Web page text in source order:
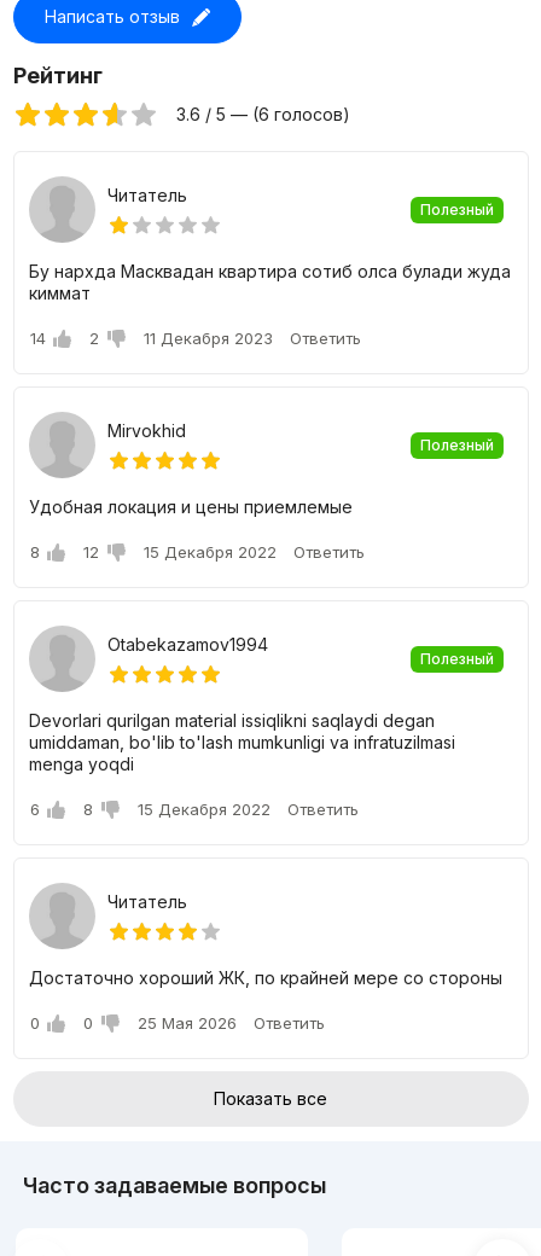
Цены на квартиры в жилом комплексе O'z
Makon
Для покупки доступны 1, 2 и 3-х комнатные квартиры с
площадью от 28 до 75 квадратных метров. Имеется
возможностью подобрать идеальную квартиру именно
под себя.
Написать отзыв
Рейтинг
3.6 / 5 — (6 голосов)
Читатель
Полезный
Бу нархда Масквадан квартира сотиб олса булади жуда
киммат
14 2 11 Декабря 2023 Ответить
Mirvokhid
Полезный
Удобная локация и цены приемлемые
8 12 15 Декабря 2022 Ответить
Otabekazamov1994
Полезный
Devorlari qurilgan material issiqlikni saqlaydi degan
umiddaman, bo'lib to'lash mumkunligi va infratuzilmasi
menga yoqdi
6 8 15 Декабря 2022 Ответить
Читатель
Достаточно хороший ЖК, по крайней мере со стороны
0 0 25 Мая 2026 Ответить
Показать все
Часто задаваемые вопросы